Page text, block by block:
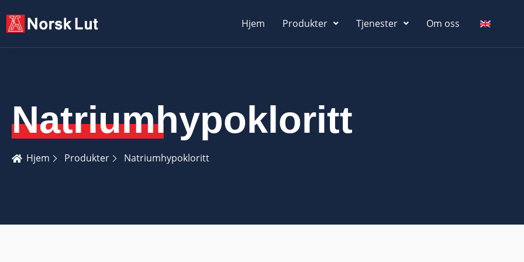
Hjem Produkter Tjenester Om oss
Natriumhypokloritt
Hjem Produkter Natriumhypokloritt